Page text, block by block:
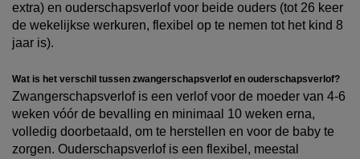
extra) en ouderschapsverlof voor beide ouders (tot 26 keer
de wekelijkse werkuren, flexibel op te nemen tot het kind 8
jaar is).
Wat is het verschil tussen zwangerschapsverlof en ouderschapsverlof?
Zwangerschapsverlof is een verlof voor de moeder van 4-6
weken vóór de bevalling en minimaal 10 weken erna,
volledig doorbetaald, om te herstellen en voor de baby te
zorgen. Ouderschapsverlof is een flexibel, meestal